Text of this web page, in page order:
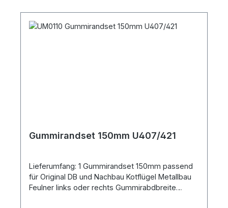
Gummirandset 150mm U407/421
Lieferumfang: 1 Gummirandset 150mm passend
für Original DB und Nachbau Kotflügel Metallbau
Feulner links oder rechts Gummirabdbreite